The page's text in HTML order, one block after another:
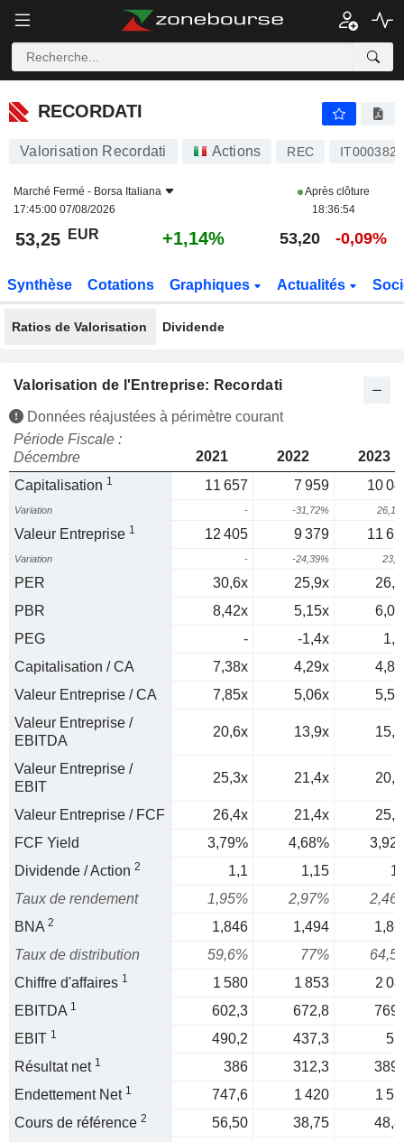
RECORDATI
RECORDATI
Valorisation Recordati Actions REC
Marché Fermé - Borsa Italiana
17:45:00 07/08/2026
Après clôture
18:36:54
53,25 EUR +1,14% 53,20 -0,09%
Synthèse Cotations Graphiques Actualités
Ratios de Valorisation Dividende
Valorisation de l'Entreprise: Recordati
Données réajustées à périmètre courant
Période Fiscale :
Décembre
2021 2022
2023
Capitalisation 1 11 657 7 959 10
Variation - -31,72%
Valeur Entreprise 1 12 405 9 379 11
Variation - -24,39%
PER 30,6x 25,9x
PBR
8,42x 5,15x
PEG
- -1,4x
Capitalisation / CA
7,38x 4,29x
Valeur Entreprise / CA
7,85x 5,06x
Valeur Entreprise /
EBITDA
20,6x 13,9x
Valeur Entreprise /
EBIT
25,3x 21,4x
Valeur Entreprise / FCF 26,4x 21,4x
FCF Yield
3,79% 4,68%
Dividende / Action 2 1,1 1,15
Taux de rendement
1,95% 2,97%
BNA 2 1,846 1,494
Taux de distribution
59,6% 77%
Chiffre d'affaires 1 1 580 1 853
2
EBITDA 1 602,3 672,8
EBIT 1 490,2 437,3
Résultat net 1 386 312,3
Endettement Net 1 747,6 1 420
1
Cours de référence 2 56,50 38,75